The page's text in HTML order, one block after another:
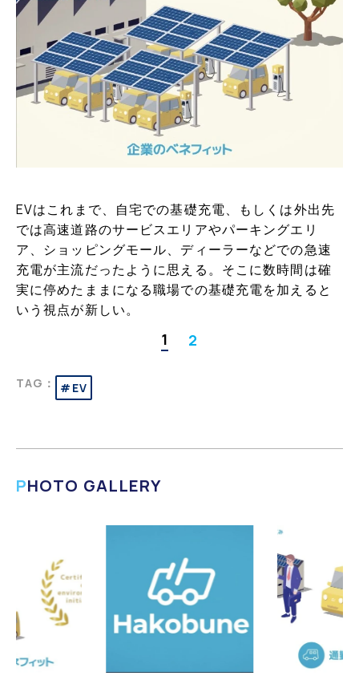
EVはこれまで、自宅での基礎充電、もしくは外出先
では高速道路のサービスエリアやパーキングエリ
ア、ショッピングモール、ディーラーなどでの急速
充電が主流だったように思える。そこに数時間は確
実に停めたままになる職場での基礎充電を加えると
いう視点が新しい。
1 2
TAG： #EV
PHOTO GALLERY